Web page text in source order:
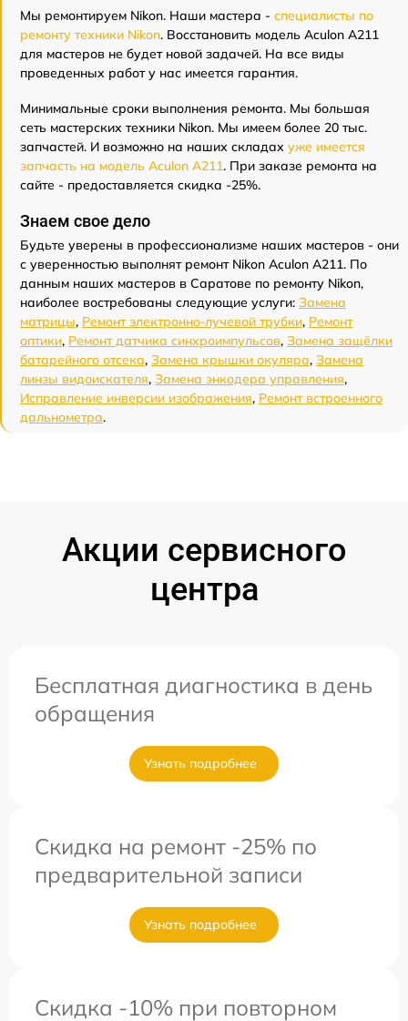
Мы ремонтируем Nikon. Наши мастера - специалисты по
ремонту техники Nikon. Восстановить модель Aculon A211
для мастеров не будет новой задачей. На все виды
проведенных работ у нас имеется гарантия.
Минимальные сроки выполнения ремонта. Мы большая
сеть мастерских техники Nikon. Мы имеем более 20 тыс.
запчастей. И возможно на наших складах уже имеется
запчасть на модель Aculon A211. При заказе ремонта на
сайте - предоставляется скидка -25%.
Знаем свое дело
Будьте уверены в профессионализме наших мастеров - они
с уверенностью выполнят ремонт Nikon Aculon A211. По
данным наших мастеров в Саратове по ремонту Nikon,
наиболее востребованы следующие услуги: Замена
матрицы, Ремонт электронно-лучевой трубки, Ремонт
оптики, Ремонт датчика синхроимпульсов, Замена защёлки
батарейного отсека, Замена крышки окуляра, Замена
линзы видоискателя, Замена энкодера управления,
Исправление инверсии изображения, Ремонт встроенного
дальнометра.
Акции сервисного
центра
Бесплатная диагностика в день
обращения
Узнать подробнее
Скидка на ремонт -25% по
предварительной записи
Узнать подробнее
Скидка -10% при повторном